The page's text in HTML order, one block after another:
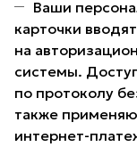
Ваши
карточки
на
системы.
по протоколу
также
интернет-